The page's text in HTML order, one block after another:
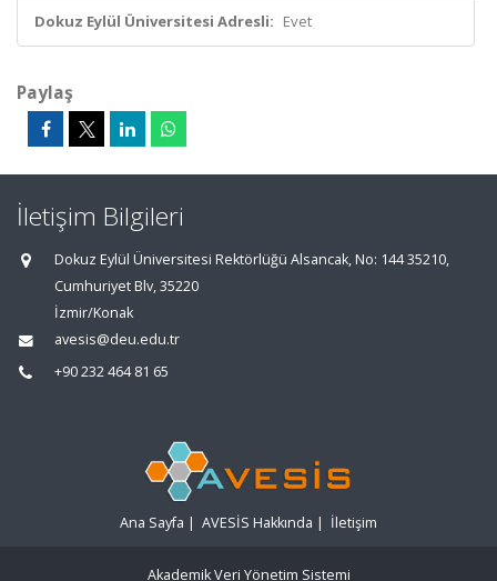
Dokuz Eylül Üniversitesi Adresli: Evet
Paylaş
İletişim Bilgileri
Dokuz Eylül Üniversitesi Rektörlüğü Alsancak, No: 144 35210,
Cumhuriyet Blv, 35220
İzmir/Konak
avesis@deu.edu.tr
+90 232 464 81 65
Ana Sayfa | AVESİS Hakkında | İletişim
Akademik Veri Yönetim Sistemi